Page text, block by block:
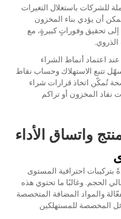
للشركات باستغلال التغيرات
أن يؤدي بناء المخزون
إلى تحقيق وفوراتٍ كبيرةٍ، مع
اعتماد أنماط الشراء
تُسهّل تتبع الاستهلاك وحساب نقاط
تُمكّن اتخاذ قرارات شراء
نفاد المخزون أو تراكم
واتساق الأداء
بتركيبات احترافية المستوى
الحجم. وغالبًا ما تحتوي هذه
والمواد المضافة المتخصصة
المخصصة للمستهلكين